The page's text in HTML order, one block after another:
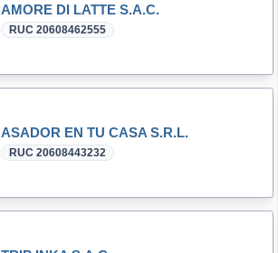
AMORE DI LATTE S.A.C.
RUC 20608462555
ASADOR EN TU CASA S.R.L.
RUC 20608443232